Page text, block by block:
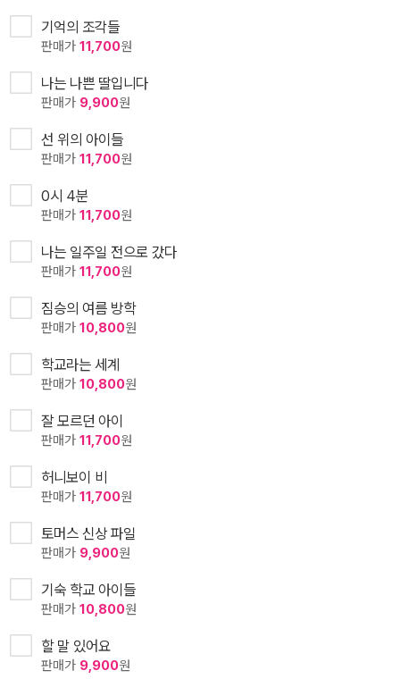
기억의 조각들
판매가 11,700원
나는 나쁜 딸입니다
판매가 9,900원
선 위의 아이들
판매가 11,700원
0시 4분
판매가 11,700원
나는 일주일 전으로 갔다
판매가 11,700원
짐승의 여름 방학
판매가 10,800원
학교라는 세계
판매가 10,800원
잘 모르던 아이
판매가 11,700원
허니보이 비
판매가 11,700원
토머스 신상 파일
판매가 9,900원
기숙 학교 아이들
판매가 10,800원
할 말 있어요
판매가 9,900원